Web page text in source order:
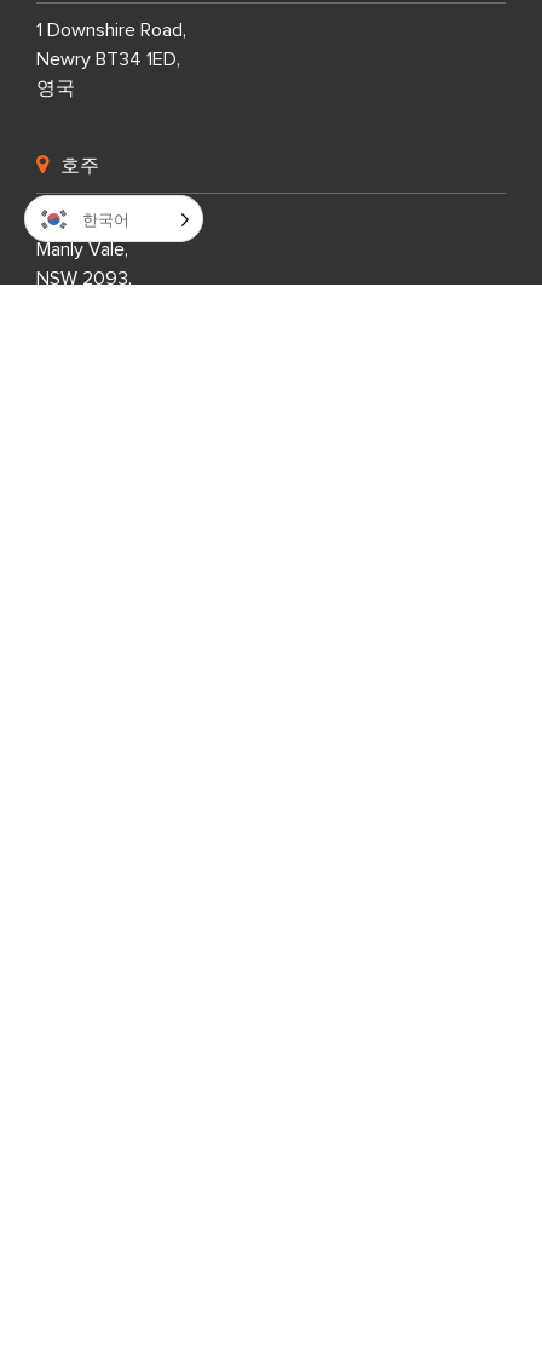
1 Downshire Road,
Newry BT34 1ED,
영국
호주
14 Parkes St,
Manly Vale,
NSW 2093,
한국어